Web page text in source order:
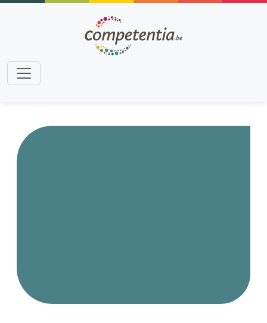
Aller au contenu principal
Paragraphe